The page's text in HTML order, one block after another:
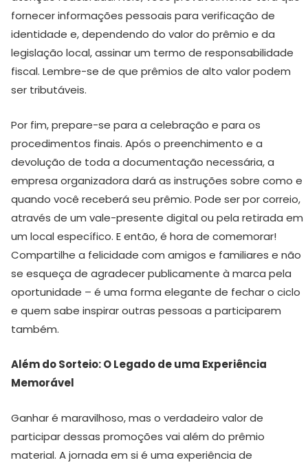
fornecer informações pessoais para verificação de
identidade e, dependendo do valor do prêmio e da
legislação local, assinar um termo de responsabilidade
fiscal. Lembre-se de que prêmios de alto valor podem
ser tributáveis.
Por fim, prepare-se para a celebração e para os
procedimentos finais. Após o preenchimento e a
devolução de toda a documentação necessária, a
empresa organizadora dará as instruções sobre como e
quando você receberá seu prêmio. Pode ser por correio,
através de um vale-presente digital ou pela retirada em
um local específico. E então, é hora de comemorar!
Compartilhe a felicidade com amigos e familiares e não
se esqueça de agradecer publicamente à marca pela
oportunidade – é uma forma elegante de fechar o ciclo
e quem sabe inspirar outras pessoas a participarem
também.
Além do Sorteio: O Legado de uma Experiência
Memorável
Ganhar é maravilhoso, mas o verdadeiro valor de
participar dessas promoções vai além do prêmio
material. A jornada em si é uma experiência de